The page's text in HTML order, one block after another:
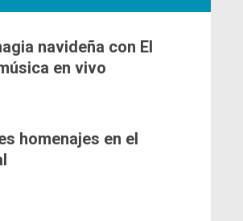
navideña con El
en vivo
homenajes en el